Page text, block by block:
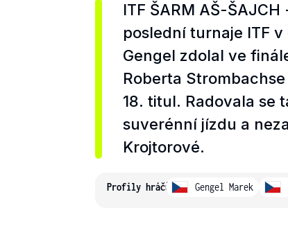
ITF ŠARM AŠ-
poslední turnaje ITF
Gengel zdolal ve
Roberta
18. titul. Radovala se
suverénní jízdu a
Krojtorové.
Profily hráčů Gengel Marek